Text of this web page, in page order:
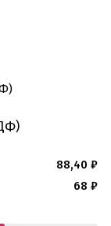
88,40 ₽
68 ₽